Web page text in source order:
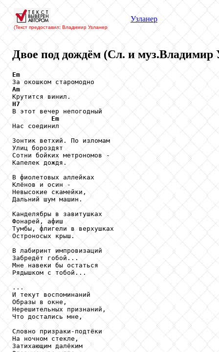
(Текст предоставил: Владимир Узланер
Узланер
Двое под дождём (Сл. и муз.Владимир
Em
Am
H7
В этот вечер непогодный
Em
Нас соединил
Зонтик ветхий. По изломам
Улиц бороздят
Сотни бойких метрономов -
Капелек дождя.
В фиолетовых аллейках
Клёнов и осин -
Невысокие скамейки,
Дальний шум машин.
Канделябры в завитушках
Фонарей, афиш
Тумбы, флигели в верхушках
Остроносых крыш.
В лабиринт импровизаций
Забредёт гобой...
Мне навеки бы остаться
Рядышком с тобой...
...
И текут воспоминаний
Образы в окне,
Нерешительных признаний,
Что достались мне,
Словно призраки-подтёки
На ночном стекле,
Затихающим далёким